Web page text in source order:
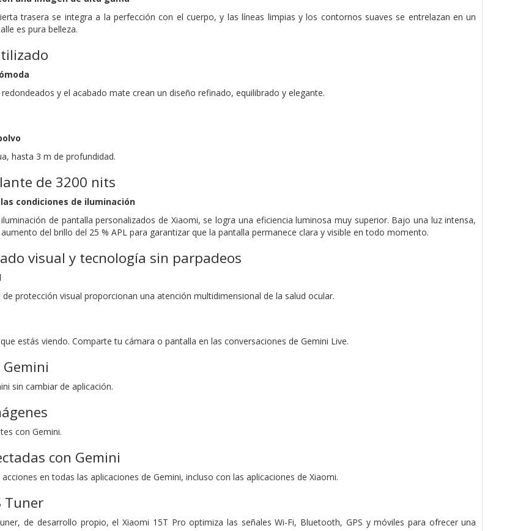
trasera se integra a la perfección con el cuerpo, y las líneas limpias y los contornos suaves se entrelazan en un
es pura belleza.
y el acabado mate crean un diseño refinado, equilibrado y elegante.
hasta 3 m de profundidad.
de 3200 nits
condiciones de iluminación
de pantalla personalizados de Xiaomi, se logra una eficiencia luminosa muy superior. Bajo una luz intensa,
del brillo del 25 % APL para garantizar que la pantalla permanece clara y visible en todo momento.
visual y tecnología sin parpadeos
protección visual proporcionan una atención multidimensional de la salud ocular.
estás viendo. Comparte tu cámara o pantalla en las conversaciones de Gemini Live.
sin cambiar de aplicación.
con Gemini.
con Gemini
en todas las aplicaciones de Gemini, incluso con las aplicaciones de Xiaomi.
Tuner
de desarrollo propio, el Xiaomi 15T Pro optimiza las señales Wi-Fi, Bluetooth, GPS y móviles para ofrecer una